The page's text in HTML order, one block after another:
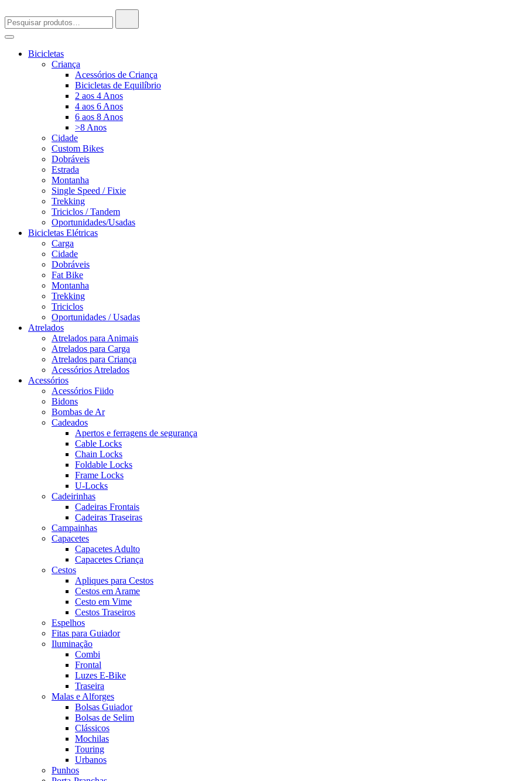
por:
Bicicletas
Criança
Acessórios de Criança
Bicicletas de Equilíbrio
2 aos 4 Anos
4 aos 6 Anos
6 aos 8 Anos
>8 Anos
Cidade
Custom Bikes
Dobráveis
Estrada
Montanha
Single Speed / Fixie
Trekking
Triciclos / Tandem
Oportunidades/Usadas
Bicicletas Elétricas
Carga
Cidade
Dobráveis
Fat Bike
Montanha
Trekking
Triciclos
Oportunidades / Usadas
Atrelados
Atrelados para Animais
Atrelados para Carga
Atrelados para Criança
Acessórios Atrelados
Acessórios
Acessórios Fiido
Bidons
Bombas de Ar
Cadeados
Apertos e ferragens de segurança
Cable Locks
Chain Locks
Foldable Locks
Frame Locks
U-Locks
Cadeirinhas
Cadeiras Frontais
Cadeiras Traseiras
Campainhas
Capacetes
Capacetes Adulto
Capacetes Criança
Cestos
Apliques para Cestos
Cestos em Arame
Cesto em Vime
Cestos Traseiros
Espelhos
Fitas para Guiador
Iluminação
Combi
Frontal
Luzes E-Bike
Traseira
Malas e Alforges
Bolsas Guiador
Bolsas de Selim
Clássicos
Mochilas
Touring
Urbanos
Punhos